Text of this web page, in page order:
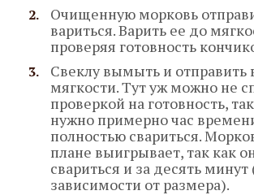
Очищенную морковь
вариться. Варить ее до
проверяя готовность
Свеклу вымыть и отправить
мягкости. Тут уж можно не
проверкой на готовность,
нужно примерно час
полностью свариться.
плане выигрывает, так как
свариться и за десять минут
зависимости от размера).